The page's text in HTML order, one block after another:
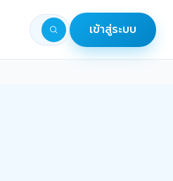
เข้าสู่ระบบ